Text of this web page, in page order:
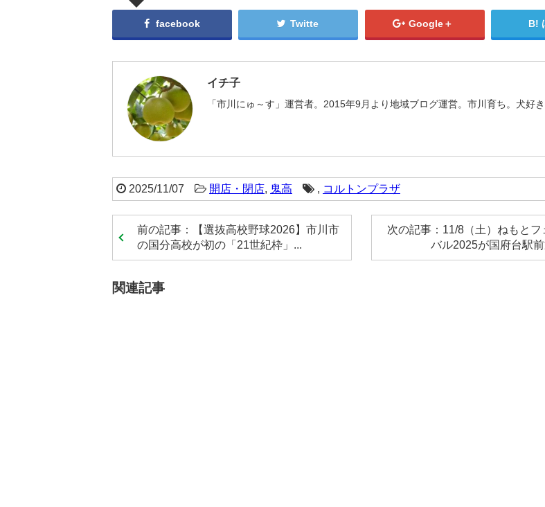
facebook Twitte Google＋
イチ子
「市川にゅ～す」運営者。2015年9月より地域ブログ運営。市川育ち。犬好き
2025/11/07 開店・閉店, 鬼高 , コルトンプラザ
前の記事：【選抜高校野球2026】市川市
の国分高校が初の「21世紀枠」...
次の記事：11/8（土）ねもとフ
バル2025が国府台駅
関連記事